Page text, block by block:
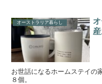
オーストラリア暮らし
お世話になるホームステイの
８個。